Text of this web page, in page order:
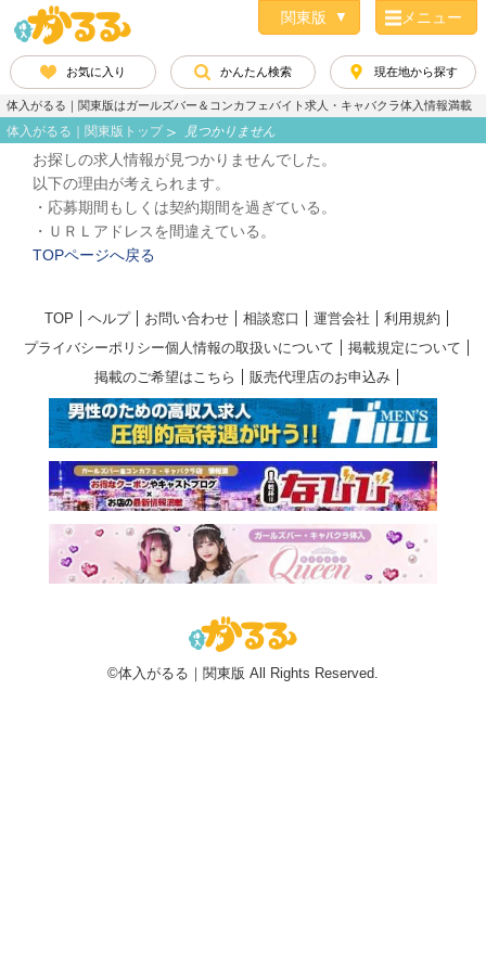
メニュー
お気に入り かんたん検索 現在地から探す
体入がるる｜関東版はガールズバー＆コンカフェバイト求人・キャバクラ体入情報満載
体入がるる｜関東版トップ 見つかりません
お探しの求人情報が見つかりませんでした。
以下の理由が考えられます。
・応募期間もしくは契約期間を過ぎている。
・ＵＲＬアドレスを間違えている。
TOPページへ戻る
TOP ヘルプ お問い合わせ 相談窓口 運営会社
利用規約
プライバシーポリシー個人情報の取扱いについて
掲載規定について
掲載のご希望はこちら
販売代理店のお申込み
©体入がるる｜関東版 All Rights Reserved.